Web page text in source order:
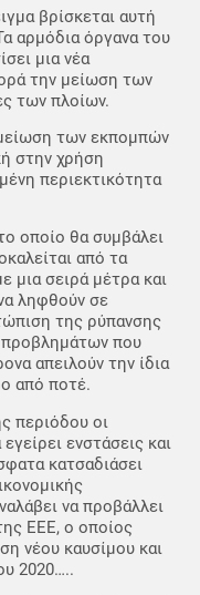
βρίσκεται αυτή
αρμόδια όργανα του
μια νέα
την μείωση των
των πλοίων.
των εκπομπών
στην χρήση
περιεκτικότητα
οποίο θα συμβάλει
από τα
μια σειρά μέτρα και
ληφθούν σε
της ρύπανσης
προβλημάτων που
απειλούν την ίδια
από ποτέ.
περιόδου οι
ενστάσεις και
κατσαδιάσει
να προβάλλει
ΕΕΕ, ο οποίος
νέου καυσίμου και
2020…..